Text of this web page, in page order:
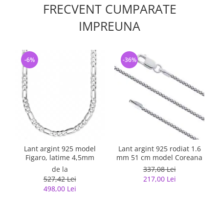
FRECVENT CUMPARATE
IMPREUNA
Lant argint 925 model
Figaro, latime 4,5mm
de la
527,42 Lei
498,00 Lei
-6%
Lant argint 925 rodiat 1.6
mm 51 cm model Coreana
337,08 Lei
217,00 Lei
-36%